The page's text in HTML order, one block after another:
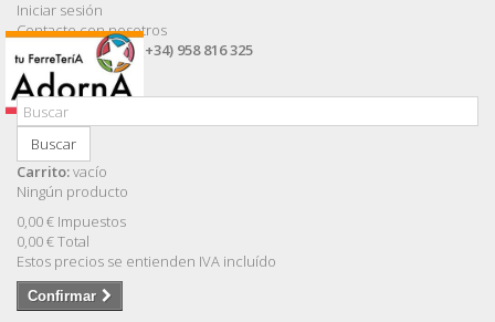
Iniciar sesión
Contacte con nosotros
Llámanos ahora: (+34) 958 816 325
Buscar
Carrito:vacío
Ningún producto
0,00 € Impuestos
0,00 €Total
Estos precios se entienden IVA incluído
Confirmar